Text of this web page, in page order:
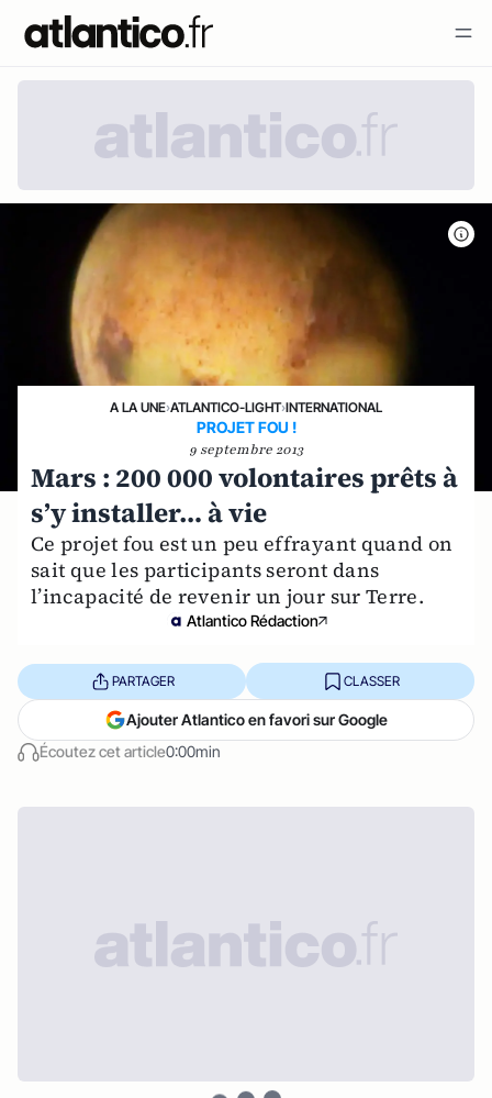
A LA UNE›ATLANTICO-LIGHT›INTERNATIONAL
PROJET FOU !
9 septembre 2013
Mars : 200 000 volontaires prêts à
s’y installer… à vie
Ce projet fou est un peu effrayant quand on
sait que les participants seront dans
l’incapacité de revenir un jour sur Terre.
Atlantico Rédaction
Écoutez cet article0:00min
PARTAGER CLASSER
Ajouter Atlantico en favori sur Google